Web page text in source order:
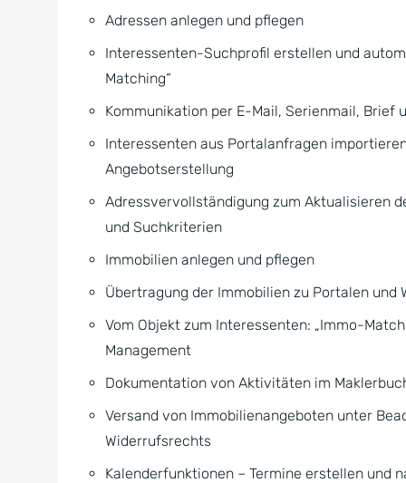
Adressen anlegen und pflegen
Interessenten-Suchprofil erstellen und
Matching“
Kommunikation per E-Mail, Serienmail, Brief
Interessenten aus Portalanfragen
Angebotserstellung
Adressvervollständigung zum Aktualisieren
und Suchkriterien
Immobilien anlegen und pflegen
Übertragung der Immobilien zu Portalen und
Vom Objekt zum Interessenten: „Immo-
Management
Dokumentation von Aktivitäten im
Versand von Immobilienangeboten unter
Widerrufsrechts
Kalenderfunktionen – Termine erstellen und